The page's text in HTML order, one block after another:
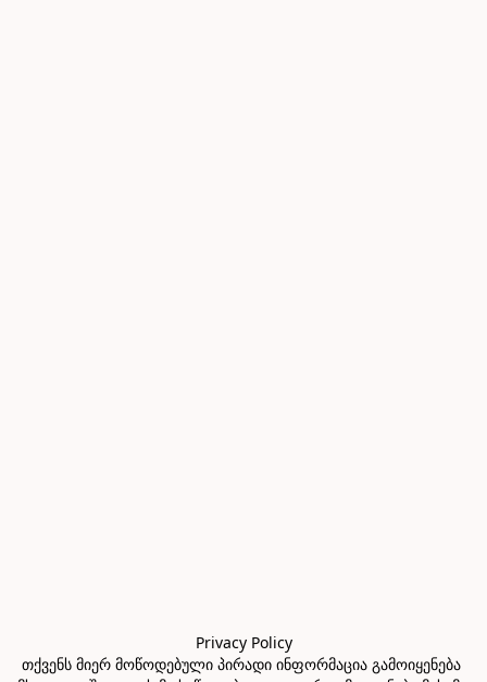
Privacy Policy
თქვენს მიერ მოწოდებული პირადი ინფორმაცია გამოიყენება